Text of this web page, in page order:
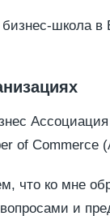
школа в
of Commerce
что ко мне
и